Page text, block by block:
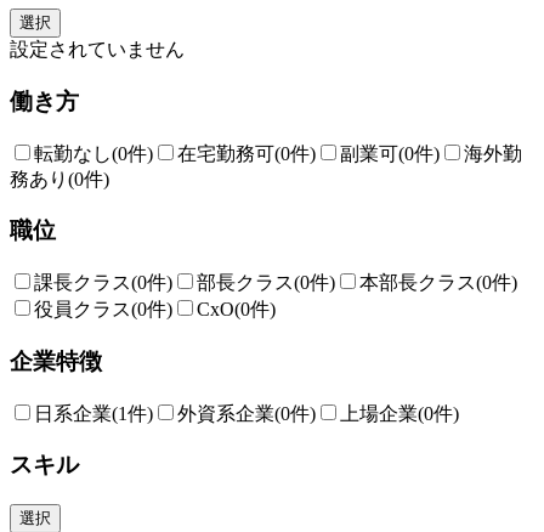
選択
設定されていません
働き方
転勤なし(0件) 在宅勤務可(0件) 副業可(0件)
海外勤
務あり (0件)
職位
課長クラス(0件) 部長クラス(0件) 本部長クラス(0件)
役員クラス(0件) CxO(0件)
企業特徴
日系企業(1件) 外資系企業(0件) 上場企業(0件)
スキル
選択